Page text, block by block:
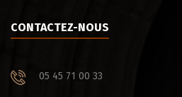
CONTACTEZ-NOUS
05 45 71 00 33